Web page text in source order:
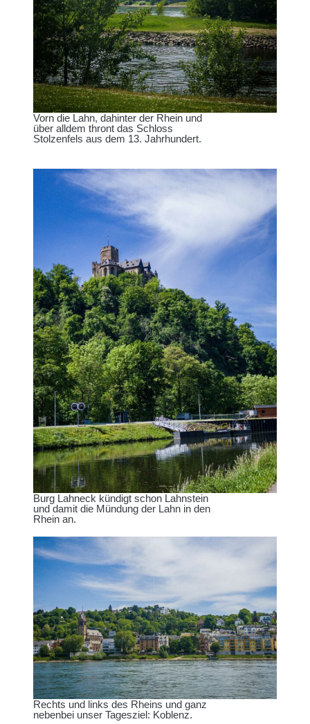
Vorn die Lahn, dahinter der Rhein und
über alldem thront das Schloss
Stolzenfels aus dem 13. Jahrhundert.
Burg Lahneck kündigt schon Lahnstein
und damit die Mündung der Lahn in den
Rhein an.
Rechts und links des Rheins und ganz
nebenbei unser Tagesziel: Koblenz.